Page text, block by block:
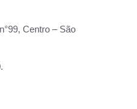
Centro – São